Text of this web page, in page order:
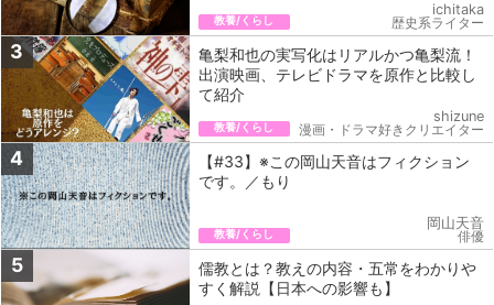
教養/くらし
ichitaka
歴史系ライター
3
亀梨和也の実写化はリアルかつ亀梨流！
出演映画、テレビドラマを原作と比較し
て紹介
教養/くらし
shizune
漫画・ドラマ好きクリエイター
4
【#33】※この岡山天音はフィクション
です。／もり
教養/くらし
岡山天音
俳優
5
儒教とは？教えの内容・五常をわかりや
すく解説【日本への影響も】